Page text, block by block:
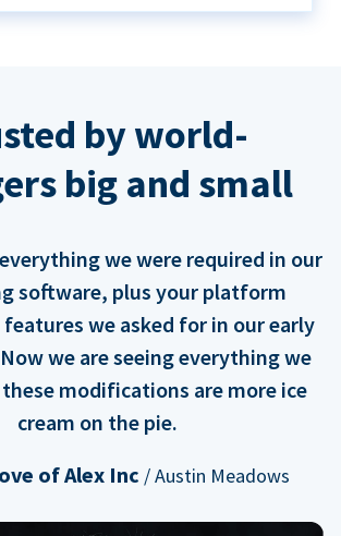
by world-
big and small
we were required in our
software, plus your platform
we asked for in our early
we are seeing everything we
modifications are more ice
cream on the pie.
of Alex Inc / Austin Meadows